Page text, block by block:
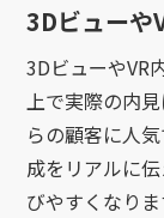
3Dビューや
3DビューやVR
上で実際の内
らの顧客に人
成をリアルに
びやすくなり